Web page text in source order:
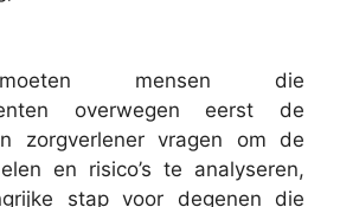
mensen die
overwegen eerst de
zorgverlener vragen om de
en risico’s te analyseren,
stap voor degenen die